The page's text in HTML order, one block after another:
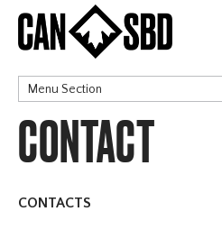
Menu Section
Programme
Sanction et Règlements
CONTACT
CONTACTS